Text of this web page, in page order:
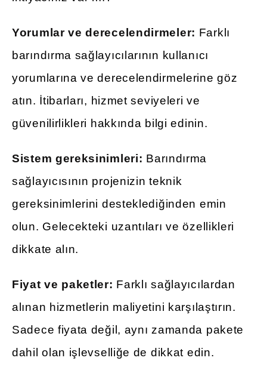
Yorumlar ve derecelendirmeler: Farklı
barındırma sağlayıcılarının kullanıcı
yorumlarına ve derecelendirmelerine göz
atın. İtibarları, hizmet seviyeleri ve
güvenilirlikleri hakkında bilgi edinin.
Sistem gereksinimleri: Barındırma
sağlayıcısının projenizin teknik
gereksinimlerini desteklediğinden emin
olun. Gelecekteki uzantıları ve özellikleri
dikkate alın.
Fiyat ve paketler: Farklı sağlayıcılardan
alınan hizmetlerin maliyetini karşılaştırın.
Sadece fiyata değil, aynı zamanda pakete
dahil olan işlevselliğe de dikkat edin.